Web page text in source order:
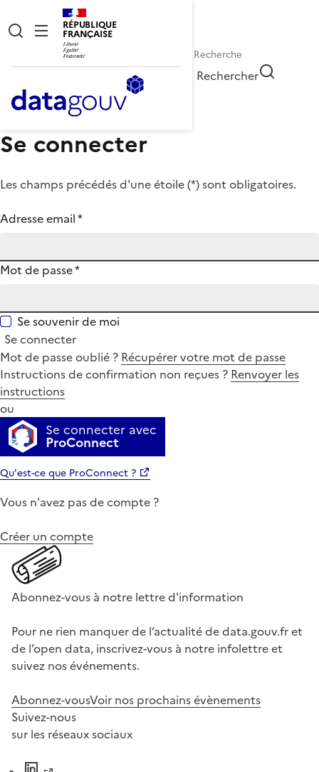
RÉPUBLIQUE
FRANÇAISE
Rechercher
Se connecter
Les champs précédés d'une étoile (*) sont obligatoires.
Adresse email*
Mot de passe*
Se souvenir de moi
Se connecter
Mot de passe oublié ? Récupérer votre mot de passe
Instructions de confirmation non reçues ? Renvoyer les
instructions
ou
Se connecter avec
ProConnect
Qu'est-ce que ProConnect ?
Vous n'avez pas de compte ?
Créer un compte
Abonnez-vous à notre lettre d'information
Pour ne rien manquer de l’actualité de data.gouv.fr et
de l’open data, inscrivez-vous à notre infolettre et
suivez nos événements.
Abonnez-vousVoir nos prochains évènements
Suivez-nous
sur les réseaux sociaux